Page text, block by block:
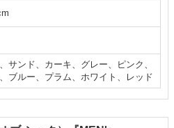
サンド、カーキ、グレー、ピンク、
ブルー、プラム、ホワイト、レッド